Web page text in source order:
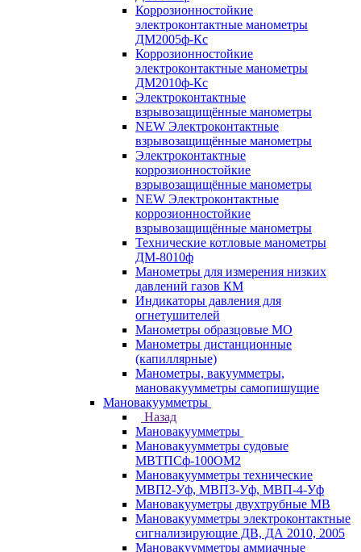
Коррозионностойкие
электроконтактные манометры
ДМ2005ф-Кс
Коррозионностойкие
электроконтактные манометры
ДМ2010ф-Кс
Электроконтактные
взрывозащищённые манометры
NEW Электроконтактные
взрывозащищённые манометры
Электроконтактные
коррозионностойкие
взрывозащищённые манометры
NEW Электроконтактные
коррозионностойкие
взрывозащищённые манометры
Технические котловые манометры
ДМ-8010ф
Манометры для измерения низких
давлений газов КМ
Индикаторы давления для
огнетушителей
Манометры образцовые МО
Манометры дистанционные
(капиллярные)
Манометры, вакуумметры,
мановакуумметры самопишущие
Мановакуумметры
Назад
Мановакуумметры
Мановакуумметры судовые
МВТПСф-100ОМ2
Мановакуумметры технические
МВП2-Уф, МВП3-Уф, МВП-4-Уф
Мановакууметры двухтрубные МВ
Мановакуумметры электроконтактные
сигнализирующие ДВ, ДА 2010, 2005
Мановакуумметры аммиачные